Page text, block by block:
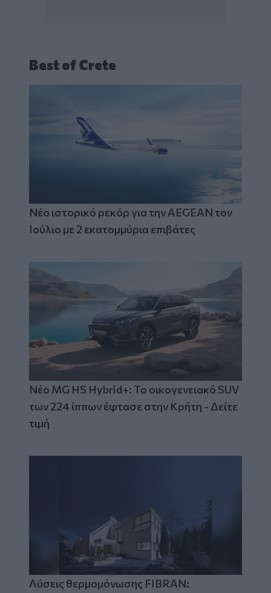
Best of Crete
Νέο ιστορικό ρεκόρ για την AEGEAN τον
Ιούλιο με 2 εκατομμύρια επιβάτες
Νέο MG HS Hybrid+: Το οικογενειακό SUV
των 224 ίππων έφτασε στην Κρήτη - Δείτε
τιμή
Λύσεις θερμομόνωσης FIBRAN: